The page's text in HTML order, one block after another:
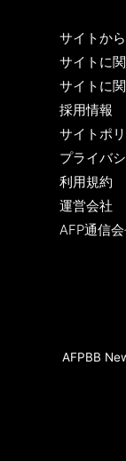
サイトか
サイトに
サイトに
採用情報
サイトポ
プライバ
利用規約
運営会社
AFP通信
AFPBB